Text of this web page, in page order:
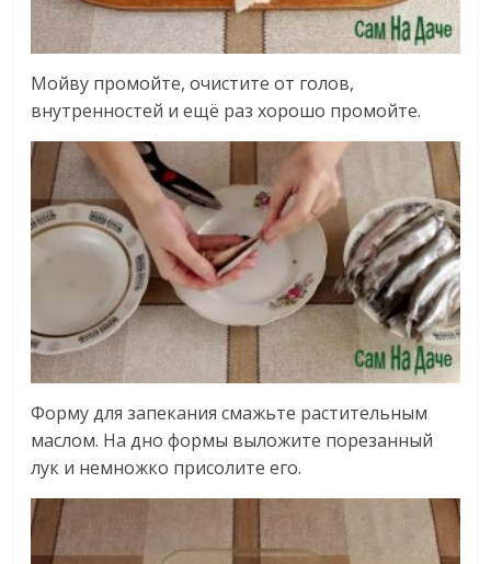
Мойву промойте, очистите от голов,
внутренностей и ещё раз хорошо промойте.
Форму для запекания смажьте растительным
маслом. На дно формы выложите порезанный
лук и немножко присолите его.